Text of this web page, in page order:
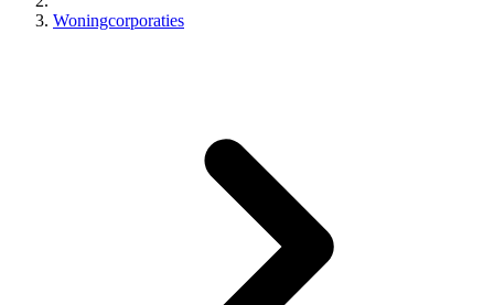
Woningcorporaties